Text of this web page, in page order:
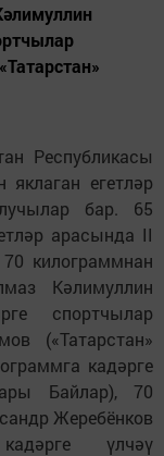
Республикасы
егетләр
бар. 65
арасында II
килограммнан
Кәлимуллин
спортчылар
(«Татарстан»
кадәрге
Байлар), 70
Жеребёнков
үлчәү